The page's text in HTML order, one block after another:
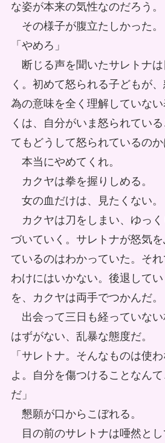
な姿が本来の気性なのだろう。
その様子が腹立たしかった。
「やめろ」
断じる声を聞いたサレトナ
く。初めて怒られる子どもが
為の意味を全く理解していな
くは、自分がいま怒られてい
てもどうして怒られているのか
本当にやめてくれ。
カクヤは拳を握りしめる。
女の血だけは、見たくない。
カクヤは刀をしまい、ゆっく
づいていく。サレトナが怒気を
ているのはわかっていた。そ
わけにはいかない。後退して
を、カクヤは両手でつかんだ。
出会って三日も経っていない
はずがない、乱暴な態度だ。
「サレトナ。そんなものは使
よ。自分を傷つけることなん
だ」
懇願が口からこぼれる。
目の前のサレトナは唖然とし